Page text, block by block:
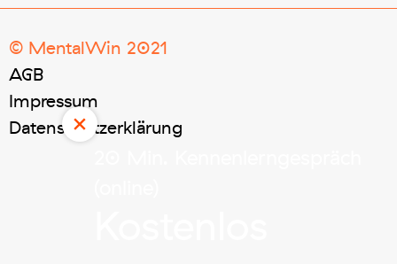
×
© MentalWin 2021
AGB
Impressum
Datenschutzerklärung